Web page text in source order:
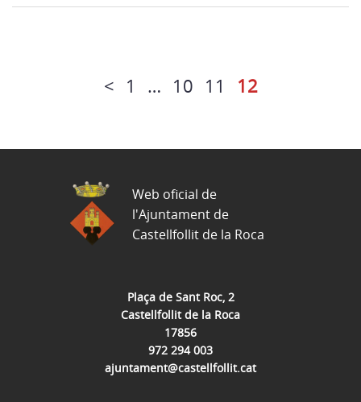
< 1 … 10 11 12
Plaça de Sant Roc, 2
Castellfollit de la Roca
17856
972 294 003
ajuntament@castellfollit.cat
Web oficial de
l'Ajuntament de
Castellfollit de la Roca